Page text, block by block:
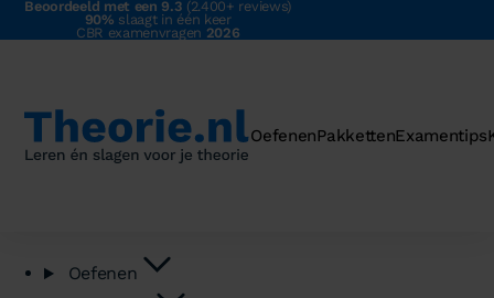
Beoordeeld met een 9.3 (2.400+ reviews)
90% slaagt in één keer
CBR examenvragen 2026
OefenenPakkettenExamentips
Oefenen